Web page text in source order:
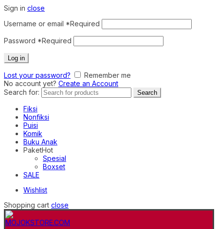
Sign in close
Username or email *Required
Password *Required
Log in
Lost your password?
Remember me
No account yet? Create an Account
Search for:
Search
Fiksi
Nonfiksi
Puisi
Komik
Buku Anak
PaketHot
Spesial
Boxset
SALE
Wishlist
Shopping cart close